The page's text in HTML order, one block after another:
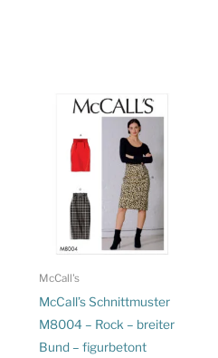
McCall's
McCall’s Schnittmuster
M8004 – Rock – breiter
Bund – figurbetont